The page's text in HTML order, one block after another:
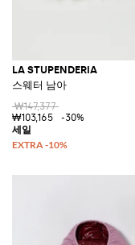
LA STUPENDERIA
스웨터 남아
₩147,377
₩103,165
-30%